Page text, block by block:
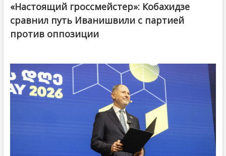
@ქართული ოცნება / Georgian Dream
«Настоящий гроссмейстер»: Кобахидзе
сравнил путь Иванишвили с партией
против оппозиции